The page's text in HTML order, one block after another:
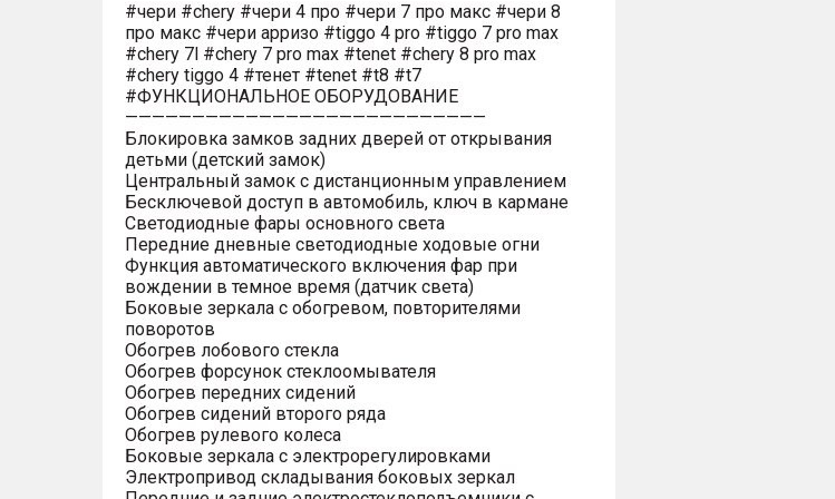
#чери #chery #чери 4 про #чери 7 про макс #чери 8
про макс #чери арризо #tiggo 4 pro #tiggo 7 pro max
#chery 7l #chery 7 pro max #tenet #chery 8 pro max
#chery tiggo 4 #тенет #tenet #t8 #t7
#ФУНКЦИОНАЛЬНОЕ ОБОРУДОВАНИЕ
———————————————————————————
Блокировка замков задних дверей от открывания
детьми (детский замок)
Центральный замок с дистанционным управлением
Бесключевой доступ в автомобиль, ключ в кармане
Светодиодные фары основного света
Передние дневные светодиодные ходовые огни
Функция автоматического включения фар при
вождении в темное время (датчик света)
Боковые зеркала с обогревом, повторителями
поворотов
Обогрев лобового стекла
Обогрев форсунок стеклоомывателя
Обогрев передних сидений
Обогрев сидений второго ряда
Обогрев рулевого колеса
Боковые зеркала с электрорегулировками
Электропривод складывания боковых зеркал